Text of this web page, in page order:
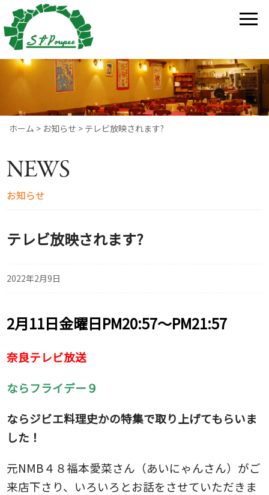
ホーム > お知らせ > テレビ放映されます?
NEWS
お知らせ
テレビ放映されます?
2022年2月9日
2月11日金曜日PM20:57～PM21:57
奈良テレビ放送
ならフライデー９
ならジビエ料理史かの特集で取り上げてもらいま
した！
元NMB４８福本愛菜さん（あいにゃんさん）がご
来店下さり、いろいろとお話をさせていただきま